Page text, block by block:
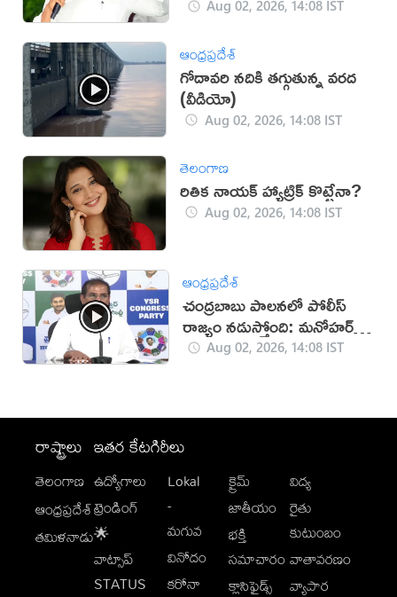
Aug 02, 2026, 14:08 IST
ఆంధ్రప్రదేశ్
గోదావరి నదికి తగ్గుతున్న వరద
(వీడియో)
Aug 02, 2026, 14:08 IST
తెలంగాణ
రితిక నాయక్ హ్యాట్రిక్ కొట్టేనా?
Aug 02, 2026, 14:08 IST
ఆంధ్రప్రదేశ్
చంద్రబాబు పాలనలో పోలీస్
రాజ్యం నడుస్తోంది: మనోహర్
రెడ్డి Aug 02, 2026, 14:08 IST
రాష్ట్రాలు
తెలంగాణ
ఆంధ్రప్రదేశ్
తమిళనాడు
ఇతర కేటగిరీలు
ఉద్యోగాలు
ట్రెండింగ్
🌟
వాట్సాప్
STATUS
Lokal
-
మగువ
వినోదం
కరోనా
క్రైమ్
జాతీయం
భక్తి
సమాచారం
క్లాసిఫైడ్స్
విద్య
రైతు
కుటుంబం
వాతావరణం
వ్యాపార